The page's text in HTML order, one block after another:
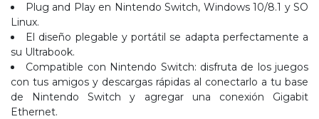
Plug and Play en Nintendo Switch, Windows 10/8.1 y SO
Linux.
El diseño plegable y portátil se adapta perfectamente a
su Ultrabook.
Compatible con Nintendo Switch: disfruta de los juegos
con tus amigos y descargas rápidas al conectarlo a tu base
de Nintendo Switch y agregar una conexión Gigabit
Ethernet.